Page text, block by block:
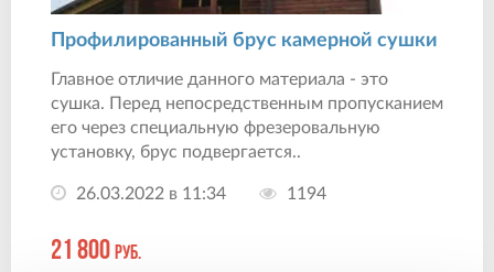
Профилированный брус камерной сушки
Главное отличие данного материала - это
сушка. Перед непосредственным пропусканием
его через специальную фрезеровальную
установку, брус подвергается..
26.03.2022 в 11:34 1194
21 800 руб.